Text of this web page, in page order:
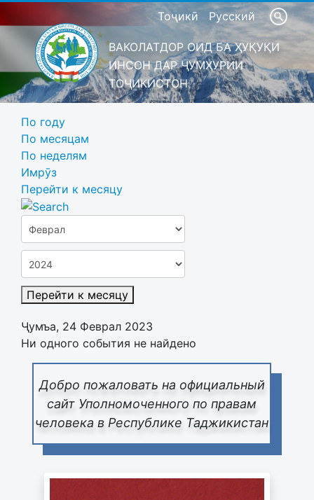
Тоҷикӣ Русский
ВАКОЛАТДОР ОИД БА ҲУҚУҚИ
ИНСОН ДАР ҶУМҲУРИИ
ТОҶИКИСТОН
Добро пожаловать на официальный
сайт Уполномоченного по правам
человека в Республике Таджикистан
По году
По месяцам
По неделям
Имрӯз
Перейти к месяцу
Перейти к месяцу
Ҷумъа, 24 Феврал 2023
Ни одного события не найдено